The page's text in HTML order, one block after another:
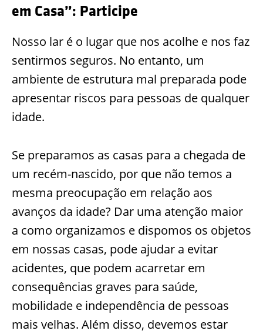
em Casa”: Participe
Nosso lar é o lugar que nos acolhe e nos faz
sentirmos seguros. No entanto, um
ambiente de estrutura mal preparada pode
apresentar riscos para pessoas de qualquer
idade.
Se preparamos as casas para a chegada de
um recém-nascido, por que não temos a
mesma preocupação em relação aos
avanços da idade? Dar uma atenção maior
a como organizamos e dispomos os objetos
em nossas casas, pode ajudar a evitar
acidentes, que podem acarretar em
consequências graves para saúde,
mobilidade e independência de pessoas
mais velhas. Além disso, devemos estar